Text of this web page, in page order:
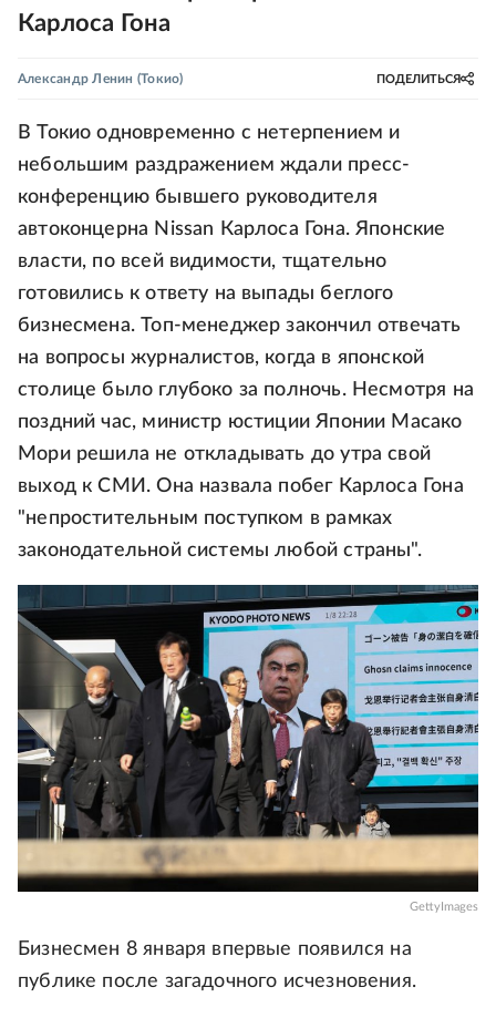
Карлоса Гона
Александр Ленин (Токио) ПОДЕЛИТЬСЯ
В Токио одновременно с нетерпением и
небольшим раздражением ждали пресс-
конференцию бывшего руководителя
автоконцерна Nissan Карлоса Гона. Японские
власти, по всей видимости, тщательно
готовились к ответу на выпады беглого
бизнесмена. Топ-менеджер закончил отвечать
на вопросы журналистов, когда в японской
столице было глубоко за полночь. Несмотря на
поздний час, министр юстиции Японии Масако
Мори решила не откладывать до утра свой
выход к СМИ. Она назвала побег Карлоса Гона
"непростительным поступком в рамках
законодательной системы любой страны".
GettyImages
Бизнесмен 8 января впервые появился на
публике после загадочного исчезновения.